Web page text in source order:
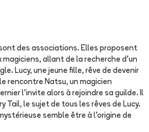
des associations. Elles proposent
allant de la recherche d'un
Lucy, une jeune fille, rêve de devenir
rencontre Natsu, un magicien
l'invite alors à rejoindre sa guilde. Il
Tail, le sujet de tous les rêves de Lucy.
semble être à l'origine de